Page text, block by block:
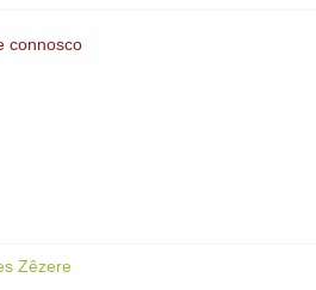
connosco
Zêzere